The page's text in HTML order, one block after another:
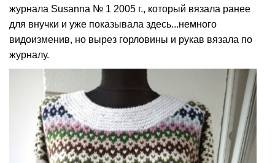
журнала Susanna № 1 2005 г., который вязала ранее
для внучки и уже показывала здесь...немного
видоизменив, но вырез горловины и рукав вязала по
журналу.